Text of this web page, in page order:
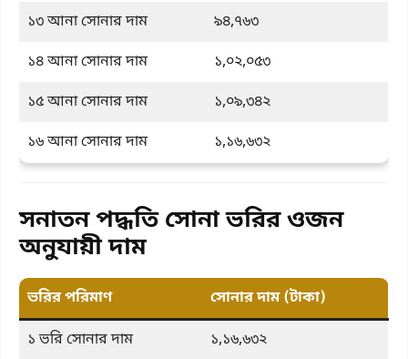
১৩ আনা সোনার দাম
৯৪,৭৬৩
১৪ আনা সোনার দাম
১,০২,০৫৩
১৫ আনা সোনার দাম
১,০৯,৩৪২
১৬ আনা সোনার দাম
১,১৬,৬৩২
সনাতন পদ্ধতি সোনা ভরির ওজন
অনুযায়ী দাম
ভরির পরিমাণ সোনার দাম (টাকা)
১ ভরি সোনার দাম
১,১৬,৬৩২